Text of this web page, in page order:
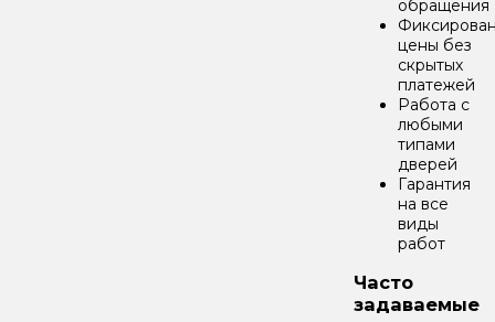
обращения
цены без
скрытых
платежей
Работа с
любыми
типами
дверей
Гарантия
на все
виды
работ
Часто
задаваемые